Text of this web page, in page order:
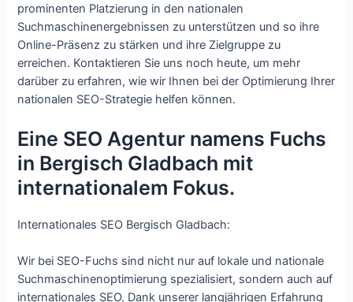
prominenten Platzierung in den nationalen
Suchmaschinenergebnissen zu unterstützen und so ihre
Online-Präsenz zu stärken und ihre Zielgruppe zu
erreichen. Kontaktieren Sie uns noch heute, um mehr
darüber zu erfahren, wie wir Ihnen bei der Optimierung Ihrer
nationalen SEO-Strategie helfen können.
Eine SEO Agentur namens Fuchs
in Bergisch Gladbach mit
internationalem Fokus.
Internationales SEO Bergisch Gladbach:
Wir bei SEO-Fuchs sind nicht nur auf lokale und nationale
Suchmaschinenoptimierung spezialisiert, sondern auch auf
internationales SEO. Dank unserer langjährigen Erfahrung